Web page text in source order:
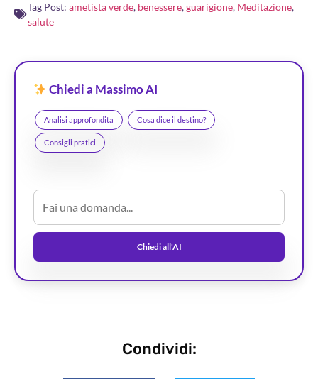
Tag Post: ametista verde, benessere,guarigione, Meditazione,
salute
Chiedi a Massimo AI
Analisi approfondita Cosa dice il destino?
Consigli pratici
Chiedi all'AI
Condividi: